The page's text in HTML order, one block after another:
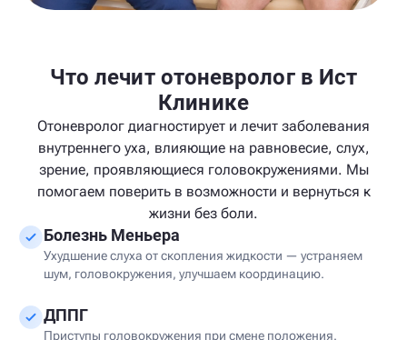
Что лечит отоневролог в Ист
Клинике
Отоневролог диагностирует и лечит заболевания
внутреннего уха, влияющие на равновесие, слух,
зрение, проявляющиеся головокружениями. Мы
помогаем поверить в возможности и вернуться к
жизни без боли.
Болезнь Меньера
Ухудшение слуха от скопления жидкости — устраняем
шум, головокружения, улучшаем координацию.
ДППГ
Приступы головокружения при смене положения.